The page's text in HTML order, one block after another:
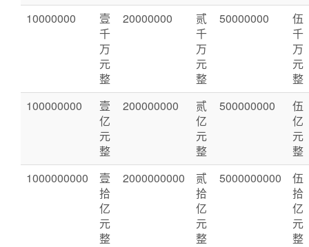
10000000
壹
千
万
元
整
20000000
贰
千
万
元
整
50000000
伍
千
万
元
整
100000000
壹
亿
元
整
200000000
贰
亿
元
整
500000000
伍
亿
元
整
1000000000
壹
拾
亿
元
整
2000000000
贰
拾
亿
元
整
5000000000
伍
拾
亿
元
整